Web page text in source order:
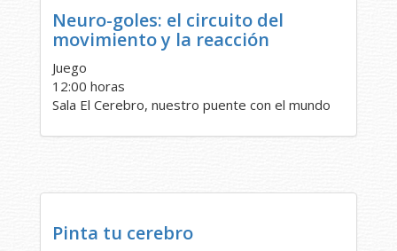
Neuro-goles: el circuito del
movimiento y la reacción
Juego
12:00 horas
Sala El Cerebro, nuestro puente con el mundo
Pinta tu cerebro